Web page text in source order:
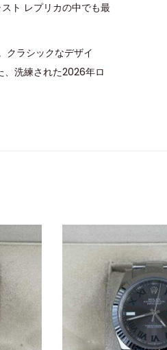
ト レプリカの中でも最
クラシックなデザイ
、洗練された2026年ロ